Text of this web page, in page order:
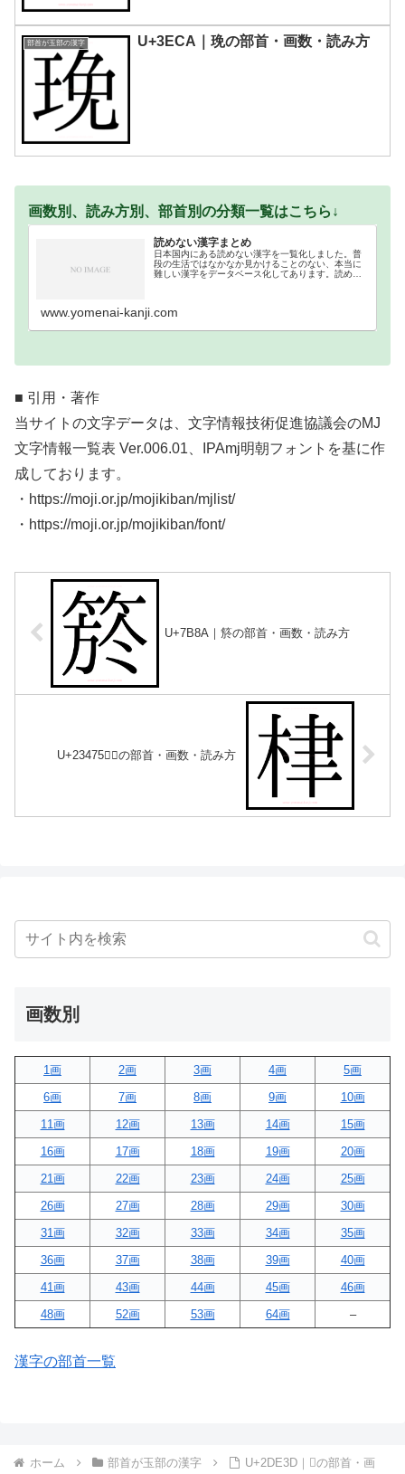
部首が玉部の漢字 U+3ECA｜㻊の部首・画数・読み方
画数別、読み方別、部首別の分類一覧はこちら↓
読めない漢字まとめ
日本国内にある読めない漢字を一覧化しました。普
段の生活ではなかなか見かけることのない、本当に
難しい漢字をデータベース化してあります。読めな
www.yomenai-kanji.com
■ 引用・著作
当サイトの文字データは、文字情報技術促進協議会のMJ
文字情報一覧表 Ver.006.01、IPAmj明朝フォントを基に作
成しております。
・https://moji.or.jp/mojikiban/mjlist/
・https://moji.or.jp/mojikiban/font/
U+7B8A｜箊の部首・画数・読み方
U+23475｜𣑵の部首・画数・読み方
画数別
1画 2画 3画 4画
5画
6画
7画 8画 9画
10画
11画
12画 13画 14画
15画
16画
17画 18画 19画
20画
21画
22画 23画 24画
25画
26画
27画 28画 29画
30画
31画
32画 33画 34画
35画
36画
37画 38画 39画
40画
41画
43画 44画 45画
46画
48画
52画 53画 64画 –
漢字の部首一覧
ホーム 部首が玉部の漢字 U+2DE3D｜𭸽の部首・画